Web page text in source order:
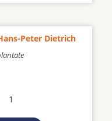
Peter Dietrich
1